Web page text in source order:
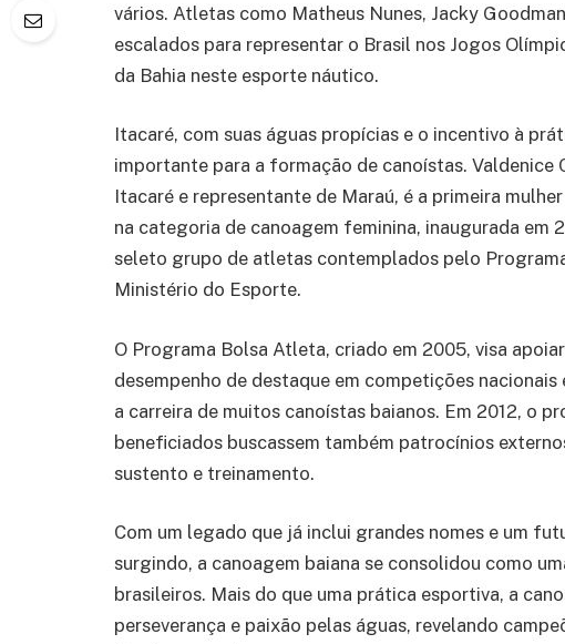
vários. Atletas como Matheus Nunes, Jacky
escalados para representar o Brasil nos Jogos
da Bahia neste esporte náutico.
Itacaré, com suas águas propícias e o incentivo à
importante para a formação de canoístas. Valdenice
Itacaré e representante de Maraú, é a primeira
na categoria de canoagem feminina, inaugurada em
seleto grupo de atletas contemplados pelo
Ministério do Esporte.
O Programa Bolsa Atleta, criado em 2005, visa
desempenho de destaque em competições
a carreira de muitos canoístas baianos. Em 2012, o
beneficiados buscassem também patrocínios
sustento e treinamento.
Com um legado que já inclui grandes nomes e um
surgindo, a canoagem baiana se consolidou como
brasileiros. Mais do que uma prática esportiva, a
perseverança e paixão pelas águas, revelando